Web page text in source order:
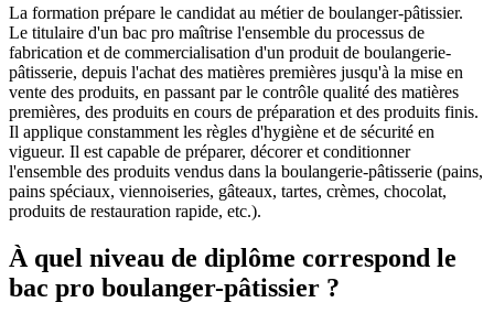
La formation prépare le candidat au métier de boulanger-pâtissier.
Le titulaire d'un bac pro maîtrise l'ensemble du processus de
fabrication et de commercialisation d'un produit de boulangerie-
pâtisserie, depuis l'achat des matières premières jusqu'à la mise en
vente des produits, en passant par le contrôle qualité des matières
premières, des produits en cours de préparation et des produits finis.
Il applique constamment les règles d'hygiène et de sécurité en
vigueur. Il est capable de préparer, décorer et conditionner
l'ensemble des produits vendus dans la boulangerie-pâtisserie (pains,
pains spéciaux, viennoiseries, gâteaux, tartes, crèmes, chocolat,
produits de restauration rapide, etc.).
À quel niveau de diplôme correspond le
bac pro boulanger-pâtissier ?